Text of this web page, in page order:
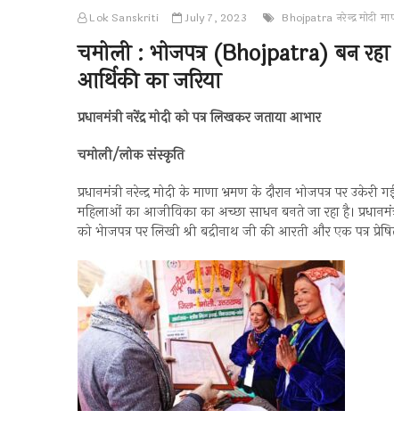
Lok Sanskriti July 7, 2023 Bhojpatra नरेन्द्र मोदी
चमोली : भोजपत्र (Bhojpatra) बन
आर्थिकी का जरिया
प्रधानमंत्री नरेंद्र मोदी को पत्र लिखकर जताया आभार
चमोली/लोक संस्कृति
प्रधानमंत्री नरेन्द्र मोदी के माणा भ्रमण के दौरान भोजपत्र पर
महिलाओं का आजीविका का अच्छा साधन बनते जा रहा है।
को भेाजपत्र पर लिखी श्री बद्रीनाथ जी की आरती और एक पत्र